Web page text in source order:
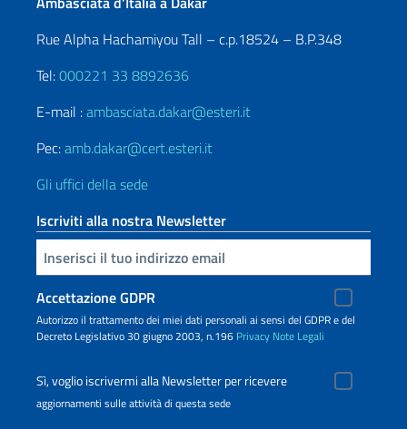
Rue Alpha Hachamiyou Tall – c.p.18524 – B.P.348
Tel:000221 33 8892636
E-mail :ambasciata.dakar@esteri.it
Pec:amb.dakar@cert.esteri.it
Gli uffici della sede
Iscriviti alla nostra Newsletter
Inserisci la tua email
Accettazione GDPR
Autorizzo il trattamento dei miei dati personali ai sensi del GDPR e del
Decreto Legislativo 30 giugno 2003, n.196 Privacy Note Legali
Sì, voglio iscrivermi alla Newsletter per ricevere
aggiornamenti sulle attività di questa sede